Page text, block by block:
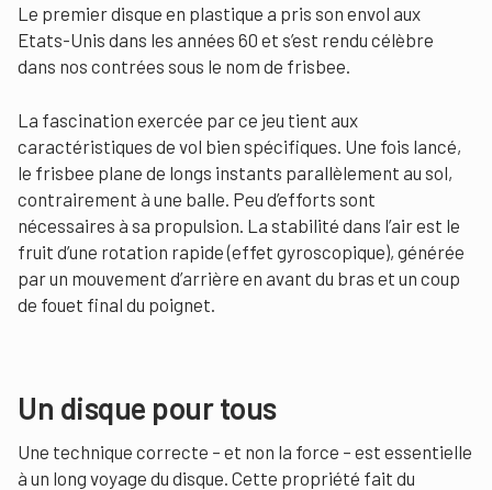
Le premier disque en plastique a pris son envol aux
Etats-Unis dans les années 60 et s’est rendu célèbre
dans nos contrées sous le nom de frisbee.
La fascination exercée par ce jeu tient aux
caractéristiques de vol bien spécifiques. Une fois lancé,
le frisbee plane de longs instants parallèlement au sol,
contrairement à une balle. Peu d’efforts sont
nécessaires à sa propulsion. La stabilité dans l’air est le
fruit d’une rotation rapide (effet gyroscopique), générée
par un mouvement d’arrière en avant du bras et un coup
de fouet final du poignet.
Un disque pour tous
Une technique correcte – et non la force – est essentielle
à un long voyage du disque. Cette propriété fait du